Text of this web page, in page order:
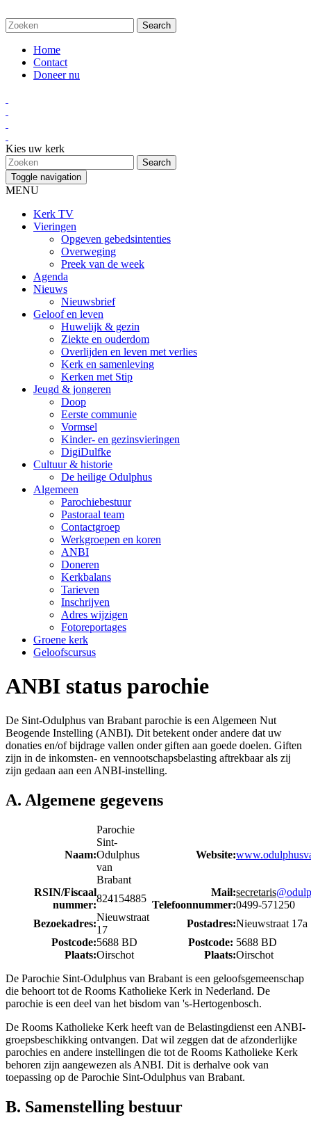
Home
Contact
Doneer nu
Kies uw kerk
Toggle navigation
MENU
Kerk TV
Vieringen
Opgeven gebedsintenties
Overweging
Preek van de week
Agenda
Nieuws
Nieuwsbrief
Geloof en leven
Huwelijk & gezin
Ziekte en ouderdom
Overlijden en leven met verlies
Kerk en samenleving
Kerken met Stip
Jeugd & jongeren
Doop
Eerste communie
Vormsel
Kinder- en gezinsvieringen
DigiDulfke
Cultuur & historie
De heilige Odulphus
Algemeen
Parochiebestuur
Pastoraal team
Contactgroep
Werkgroepen en koren
ANBI
Doneren
Kerkbalans
Tarieven
Inschrijven
Adres wijzigen
Fotoreportages
Groene kerk
Geloofscursus
ANBI status parochie
De Sint-Odulphus van Brabant parochie is een Algemeen Nut
Beogende Instelling (ANBI). Dit betekent onder andere dat uw
donaties en/of bijdrage vallen onder giften aan goede doelen. Giften
zijn in de inkomsten- en vennootschapsbelasting aftrekbaar als zij
zijn gedaan aan een ANBI-instelling.
A. Algemene gegevens
Naam:
Parochie
Sint-
Odulphus
van
Brabant
Website:
RSIN/Fiscaal
nummer:
824154885
Mail:
Telefoonnummer:
secretaris
0499-571250
Bezoekadres:
Nieuwstraat
17
Postadres:Nieuwstraat 17a
Postcode:5688 BD Postcode: 5688 BD
Plaats:Oirschot Plaats:Oirschot
De Parochie Sint-Odulphus van Brabant is een geloofsgemeenschap
die behoort tot de Rooms Katholieke Kerk in Nederland. De
parochie is een deel van het bisdom van 's-Hertogenbosch.
De Rooms Katholieke Kerk heeft van de Belastingdienst een ANBI-
groepsbeschikking ontvangen. Dat wil zeggen dat de afzonderlijke
parochies en andere instellingen die tot de Rooms Katholieke Kerk
behoren zijn aangewezen als ANBI. Dit is derhalve ook van
toepassing op de Parochie Sint-Odulphus van Brabant.
B. Samenstelling bestuur